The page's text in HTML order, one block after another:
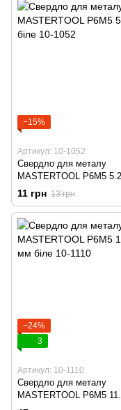
−15%
Артикул: 10-1052
Свердло для металу
MASTERTOOL Р6М5
біле 10-1052
11 грн 13 грн
−24%
3
Артикул: 10-1110
Свердло для металу
MASTERTOOL Р6М5
біле 10-1110